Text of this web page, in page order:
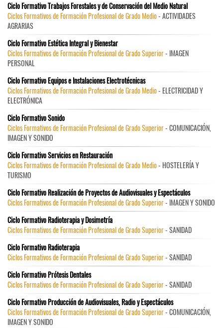
Ciclo Formativo Trabajos Forestales y de Conservación del Medio Natural
Ciclos Formativos de Formación Profesional de Grado Medio- ACTIVIDADES
AGRARIAS
Ciclo Formativo Estética Integral y Bienestar
Ciclos Formativos de Formación Profesional de Grado Superior- IMAGEN
PERSONAL
Ciclo Formativo Equipos e Instalaciones Electrotécnicas
Ciclos Formativos de Formación Profesional de Grado Medio- ELECTRICIDAD Y
ELECTRÓNICA
Ciclo Formativo Sonido
Ciclos Formativos de Formación Profesional de Grado Superior- COMUNICACIÓN,
IMAGEN Y SONIDO
Ciclo Formativo Servicios en Restauración
Ciclos Formativos de Formación Profesional de Grado Medio- HOSTELERÍA Y
TURISMO
Ciclo Formativo Realización de Proyectos de Audiovisuales y Espectáculos
Ciclos Formativos de Formación Profesional de Grado Superior- IMAGEN Y SONIDO
Ciclo Formativo Radioterapia y Dosimetría
Ciclos Formativos de Formación Profesional de Grado Superior- SANIDAD
Ciclo Formativo Radioterapia
Ciclos Formativos de Formación Profesional de Grado Superior- SANIDAD
Ciclo Formativo Prótesis Dentales
Ciclos Formativos de Formación Profesional de Grado Superior- SANIDAD
Ciclo Formativo Producción de Audiovisuales, Radio y Espectáculos
Ciclos Formativos de Formación Profesional de Grado Superior- COMUNICACIÓN,
IMAGEN Y SONIDO